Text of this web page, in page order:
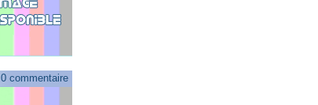
0 commentaire